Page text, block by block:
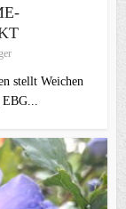
stellt Weichen